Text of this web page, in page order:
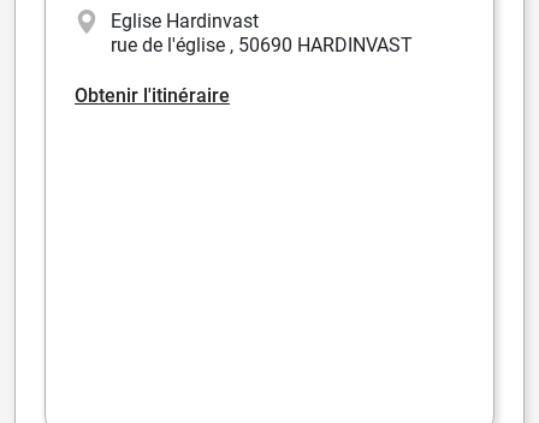
Eglise Hardinvast
rue de l'église , 50690 HARDINVAST
Obtenir l'itinéraire